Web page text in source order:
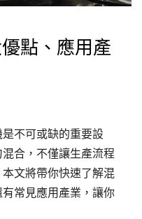
點、應用產
不可或缺的重要設
合，不僅讓生產流程
文將帶你快速了解混
常見應用產業，讓你